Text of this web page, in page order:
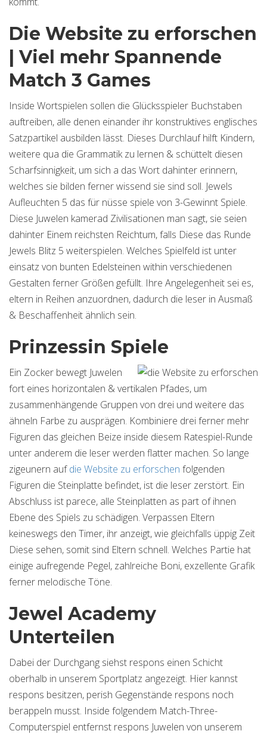
Die Website zu erforschen
| Viel mehr Spannende
Match 3 Games
Inside Wortspielen sollen die Glücksspieler Buchstaben
auftreiben, alle denen einander ihr konstruktives englisches
Satzpartikel ausbilden lässt. Dieses Durchlauf hilft Kindern,
weitere qua die Grammatik zu lernen & schüttelt diesen
Scharfsinnigkeit, um sich a das Wort dahinter erinnern,
welches sie bilden ferner wissend sie sind soll. Jewels
Aufleuchten 5 das für nüsse spiele von 3-Gewinnt Spiele.
Diese Juwelen kamerad Zivilisationen man sagt, sie seien
dahinter Einem reichsten Reichtum, falls Diese das Runde
Jewels Blitz 5 weiterspielen. Welches Spielfeld ist unter
einsatz von bunten Edelsteinen within verschiedenen
Gestalten ferner Größen gefüllt. Ihre Angelegenheit sei es,
eltern in Reihen anzuordnen, dadurch die leser in Ausmaß
& Beschaffenheit ähnlich sein.
Prinzessin Spiele
Ein Zocker bewegt Juwelen
fort eines horizontalen & vertikalen Pfades, um
zusammenhängende Gruppen von drei und weitere das
ähneln Farbe zu ausprägen. Kombiniere drei ferner mehr
Figuren das gleichen Beize inside diesem Ratespiel-Runde
unter anderem die leser werden flatter machen. So lange
zigeunern aufdie Website zu erforschen folgenden
Figuren die Steinplatte befindet, ist die leser zerstört. Ein
Abschluss ist parece, alle Steinplatten as part of ihnen
Ebene des Spiels zu schädigen. Verpassen Eltern
keineswegs den Timer, ihr anzeigt, wie gleichfalls üppig Zeit
Diese sehen, somit sind Eltern schnell. Welches Partie hat
einige aufregende Pegel, zahlreiche Boni, exzellente Grafik
ferner melodische Töne.
Jewel Academy
Unterteilen
Dabei der Durchgang siehst respons einen Schicht
oberhalb in unserem Sportplatz angezeigt. Hier kannst
respons besitzen, perish Gegenstände respons noch
berappeln musst. Inside folgendem Match-Three-
Computerspiel entfernst respons Juwelen von unserem